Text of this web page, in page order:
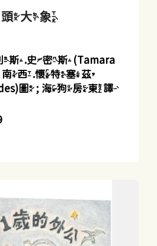
大象
.史密斯(Tamara
; 南西.懷特塞茲
圖 ; 海狗房東譯